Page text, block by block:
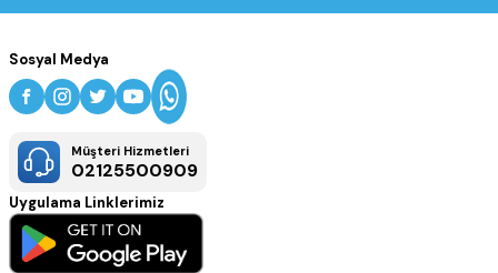
Sosyal Medya
Müşteri Hizmetleri
02125500909
Uygulama Linklerimiz